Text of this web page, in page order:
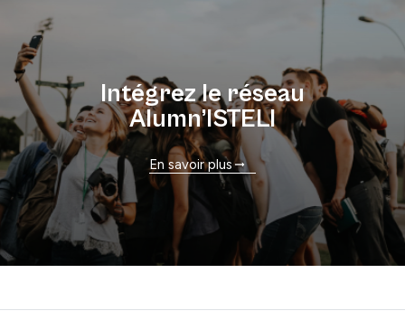
Intégrez le réseau
Alumn’ISTELI
En savoir plus